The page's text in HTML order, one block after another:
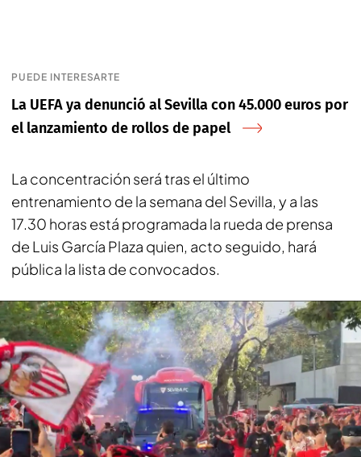
PUEDE INTERESARTE
La UEFA ya denunció al Sevilla con 45.000 euros por
el lanzamiento de rollos de papel
La concentración será tras el último
entrenamiento de la semana del Sevilla, y a las
17.30 horas está programada la rueda de prensa
de Luis García Plaza quien, acto seguido, hará
pública la lista de convocados.